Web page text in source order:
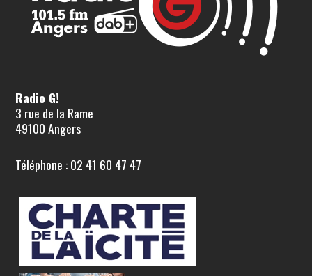
Radio G!
3 rue de la Rame
49100 Angers
Téléphone : 02 41 60 47 47